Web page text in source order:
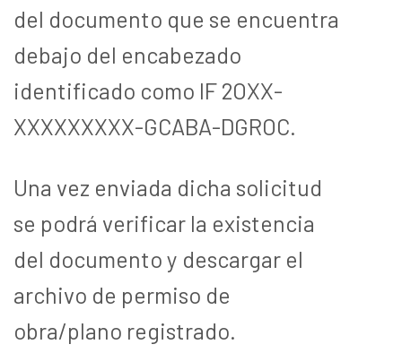
del documento que se encuentra
debajo del encabezado
identificado como IF 2OXX-
XXXXXXXXX-GCABA-DGROC.
Una vez enviada dicha solicitud
se podrá verificar la existencia
del documento y descargar el
archivo de permiso de
obra/plano registrado.